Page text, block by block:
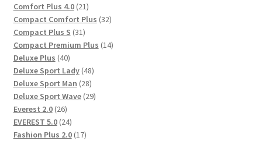
Produkte
Comfort Plus 4.0 2121
Produkte
Compact Comfort Plus 3232
Compact Plus S 3131
Produkte
Compact Premium Plus 1414
Deluxe Plus 4040
Produkte
Deluxe Sport Lady 4848
Produkte
Deluxe Sport Man 2828
Produkte
Deluxe Sport Wave 2929
Everest 2.0 2626
Produkte
EVEREST 5.0 2424
Produkte
Fashion Plus 2.0 1717